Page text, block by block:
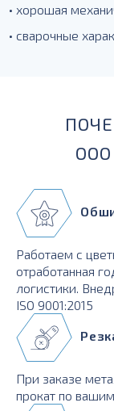
• хорошая
• сварочные
Работаем с
отработанная
логистики.
ISO 9001:2015
При заказе
прокат по